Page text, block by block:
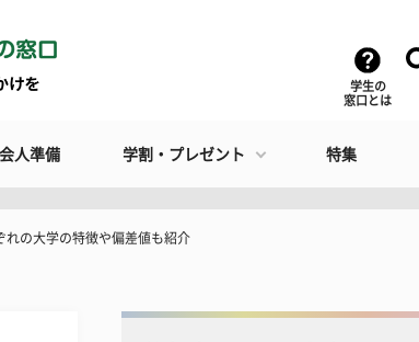
学生の
窓口とは
人準備 学割・プレゼント 特集
れの大学の特徴や偏差値も紹介